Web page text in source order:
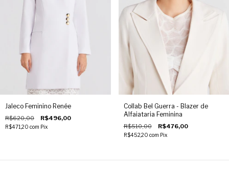
Jaleco Feminino Renée
R$620,00 R$496,00
R$471,20 com Pix
Collab Bel Guerra - Blazer de
Alfaiataria Feminina
R$510,00 R$476,00
R$452,20 com Pix